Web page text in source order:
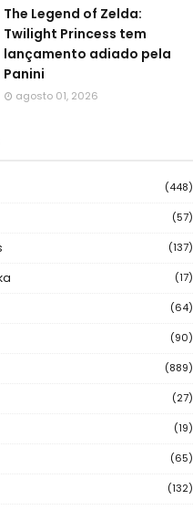
The Legend of Zelda:
Twilight Princess tem
lançamento adiado pela
Panini
agosto 01, 2026
(448)
(57)
(137)
(17)
(64)
(90)
(889)
(27)
(19)
(65)
(132)